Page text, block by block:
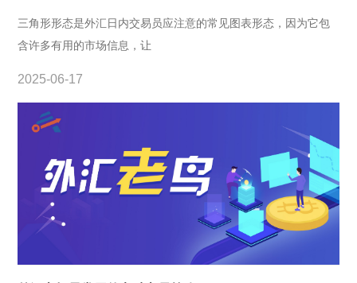
三角形形态是外汇日内交易员应注意的常见图表形态，因为它包
含许多有用的市场信息，让
2025-06-17